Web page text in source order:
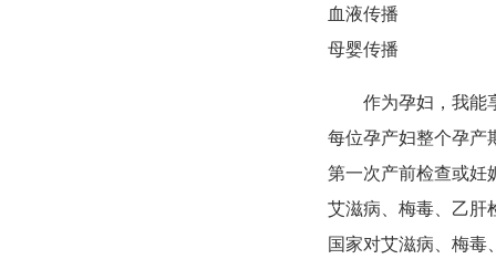
血液传播
母婴传播
作为孕妇，我能
每位孕产妇整个孕产
第一次产前检查或妊
艾滋病、梅毒、乙肝
国家对艾滋病、梅毒